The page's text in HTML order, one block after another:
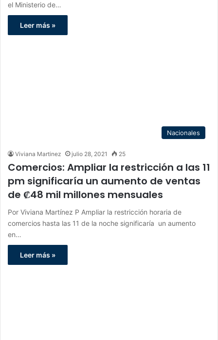
el Ministerio de…
Leer más »
Nacionales
Viviana Martinez julio 28, 2021 25
Comercios: Ampliar la restricción a las 11
pm significaría un aumento de ventas
de ₡48 mil millones mensuales
Por Viviana Martínez P Ampliar la restricción horaria de
comercios hasta las 11 de la noche significaría un aumento
en…
Leer más »